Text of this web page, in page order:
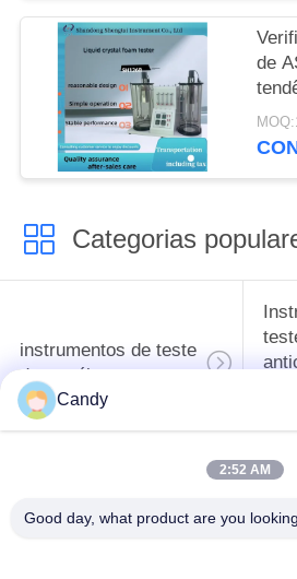
de
de
Categorias
instrumentos de teste
do petróleo
combustível diesel
Candy
2:52 AM
Good day, what product are you